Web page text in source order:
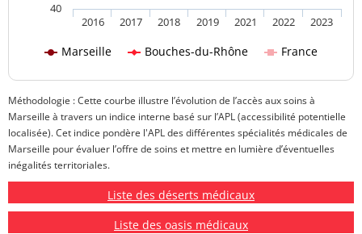
Marseille Bouches-du-Rhône France
2016 2017 2018 2019 2021 2022 2023
40
Méthodologie : Cette courbe illustre l’évolution de l’accès aux soins à
Marseille à travers un indice interne basé sur l’APL (accessibilité potentielle
localisée). Cet indice pondère l'APL des différentes spécialités médicales de
Marseille pour évaluer l’offre de soins et mettre en lumière d’éventuelles
inégalités territoriales.
Liste des déserts médicaux
Liste des oasis médicaux